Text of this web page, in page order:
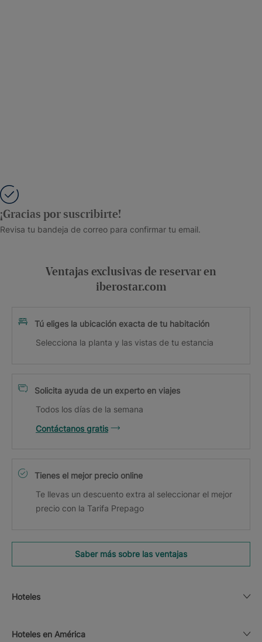
¡Gracias por suscribirte!
Revisa tu bandeja de correo para confirmar tu email.
Ventajas exclusivas de reservar en
iberostar.com
Tú eliges la ubicación exacta de tu habitación
Selecciona la planta y las vistas de tu estancia
Solicita ayuda de un experto en viajes
Todos los días de la semana
Contáctanos gratis
Tienes el mejor precio online
Te llevas un descuento extra al seleccionar el mejor
precio con la Tarifa Prepago
Saber más sobre las ventajas
Hoteles
Hoteles en América